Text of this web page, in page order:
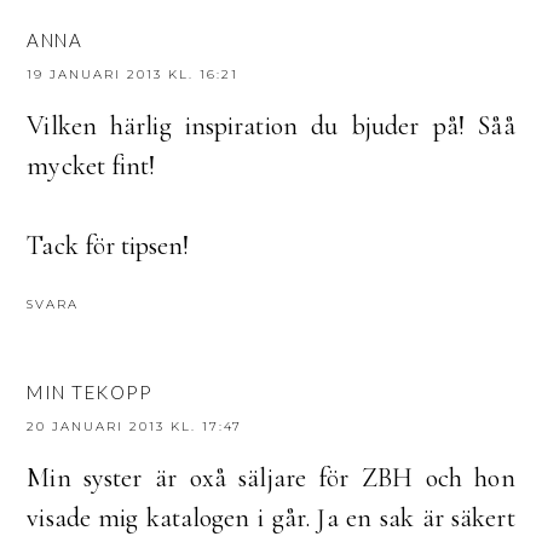
ANNA
19 JANUARI 2013 KL. 16:21
Vilken härlig inspiration du bjuder på! Såå
mycket fint!
Tack för tipsen!
SVARA
MIN TEKOPP
20 JANUARI 2013 KL. 17:47
Min syster är oxå säljare för ZBH och hon
visade mig katalogen i går. Ja en sak är säkert